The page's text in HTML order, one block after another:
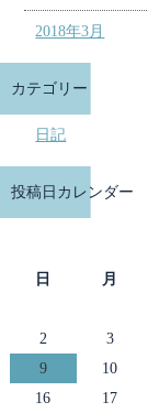
2018年3月
カテゴリー
日記
投稿日カレンダー
日 月
2
3
9
10
16
17